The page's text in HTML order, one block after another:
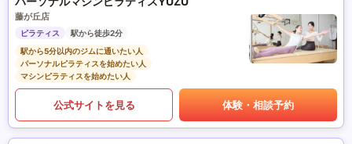
藤が丘店
ピラティス
駅から徒歩2分
駅から5分以内のジムに通いたい人
パーソナルピラティスを始めたい人
マシンピラティスを始めたい人
公式サイトを見る 体験・相談予約